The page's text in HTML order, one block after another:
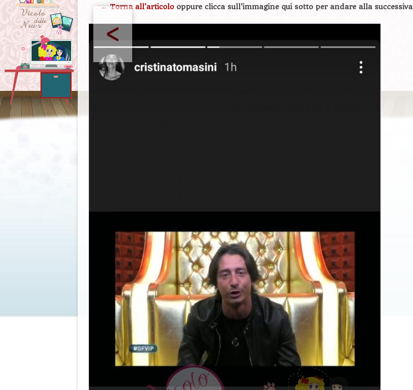
← Torna all'articolo oppure clicca sull'immagine qui sotto per andare alla successiva
<